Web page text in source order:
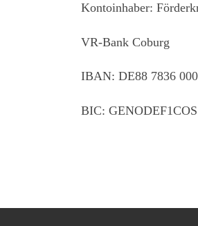
Kontoinhaber:
VR-Bank Coburg
IBAN: DE88 7836
BIC: GENODEF1COS